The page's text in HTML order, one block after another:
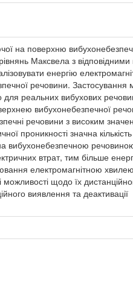
на поверхню
Максвела з
енергію
речовини. Застосування
для реальних вибухових
вибухонебезпечної
речовини з високим
проникності значна
вибухонебезпечною
втрат, тим більше
електромагнітною
щодо їх
виявлення та деактивації